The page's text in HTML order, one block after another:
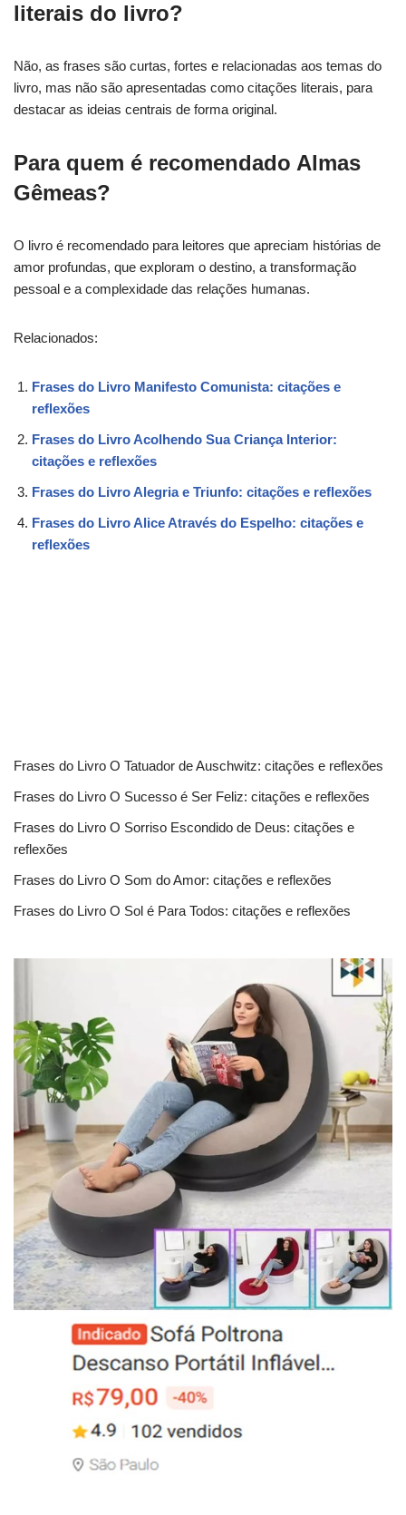
literais do livro?
Não, as frases são curtas, fortes e relacionadas aos temas do
livro, mas não são apresentadas como citações literais, para
destacar as ideias centrais de forma original.
Para quem é recomendado Almas
Gêmeas?
O livro é recomendado para leitores que apreciam histórias de
amor profundas, que exploram o destino, a transformação
pessoal e a complexidade das relações humanas.
Relacionados:
Frases do Livro Manifesto Comunista: citações e
reflexões
Frases do Livro Acolhendo Sua Criança Interior:
citações e reflexões
Frases do Livro Alegria e Triunfo: citações e reflexões
Frases do Livro Alice Através do Espelho: citações e
reflexões
Frases do Livro O Tatuador de Auschwitz: citações e reflexões
Frases do Livro O Sucesso é Ser Feliz: citações e reflexões
Frases do Livro O Sorriso Escondido de Deus: citações e
reflexões
Frases do Livro O Som do Amor: citações e reflexões
Frases do Livro O Sol é Para Todos: citações e reflexões